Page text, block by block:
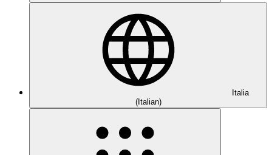
Italia
(Italian)